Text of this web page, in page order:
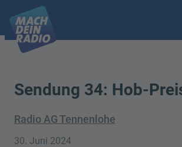
Sendung 34: Hob-
Radio AG Tennenlohe
30. Juni 2024